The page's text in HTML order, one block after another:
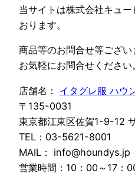
当サイトは株式会社キュ
おります。
商品等のお問合せ等ござ
お気軽にお問合せください。
店舗名： イタグレ服 ハウ
〒135-0031
東京都江東区佐賀1-9-12
TEL：03-5621-8001
MAIL： info@houndys.jp
営業時間：10：00～17：